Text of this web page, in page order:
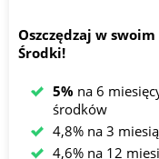
Oszczędzaj w
Środki!
5% na 6
środków
4,8% na 3
4,6% na 12